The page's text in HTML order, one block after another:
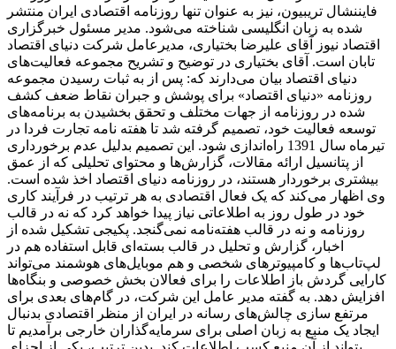
فایننشال تریبیون، نیز به عنوان تنها روزنامه اقتصادی ایران منتشر
شده به زبان انگلیسی شناخته می‌شود. مدیر مسئول خبرگزاری
اقتصاد نیوز آقای علیرضا بختیاری، مدیرعامل شرکت دنیای اقتصاد
تابان است. آقای بختیاری در توضیح و تشریح مجموعه فعالیت‌های
دنیای اقتصاد بیان می‌دارند که: پس از به ثبات رسیدن مجموعه
روزنامه «دنیای اقتصاد» برای پوشش و جبران نقاط ضعف کشف
شده در روزنامه از جهات مختلف و تحقق بخشیدن به برنامه‌های
توسعه فعالیت خود، تصمیم گرفته شد تا هفته نامه تجارت فردا در
تیرماه سال 1391 راه‌اندازی شود. این تصمیم بدلیل عدم برخورداری
از پتانسیل ارائه مقالات، گزارش‌ها و محتوای تحلیلی که از عمق
بیشتری برخوردار هستند، در روزنامه دنیای اقتصاد اخذ شده است.
وی اظهار می‌کند که یک فعال اقتصادی به هر ترتیب در فرآیند کاری
خود در طول روز به اطلاعاتی نیاز پیدا خواهد کرد که نه در قالب
روزنامه و نه در قالب هفته‌نامه نمی‌گنجد. پکیجی تشکیل شده از
اخبار، گزارش و تحلیل در قالب بسته‌ای قابل استفاده هم در
لپ‌تاب‌ها و کامپیوترهای شخصی و هم موبایل‌های هوشمند می‌تواند
کارایی گردش باز اطلاعات را برای فعالان بخش خصوصی و بنگاه‌ها
افزایش دهد. به گفته مدیر عامل این شرکت، در گام‌های بعدی برای
مرتفع سازی چالش‌های رسانه در ایران از منظر اقتصادی بدنبال
ایجاد یک منبع به زبان اصلی برای سرمایه‌گذاران خارجی برآمدیم تا